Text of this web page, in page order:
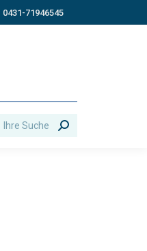
0431-71946545
Search: